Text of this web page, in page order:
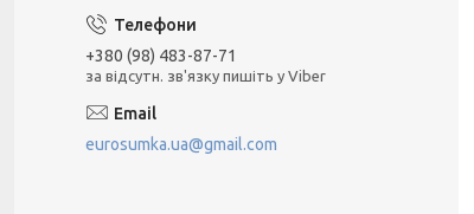
+380 (98) 483-87-71
за відсутн. зв'язку пишіть у Viber
eurosumka.ua@gmail.com